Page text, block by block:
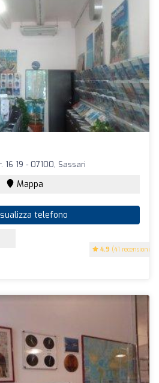
4.9 (41 recensioni)
16 19 - 07100, Sassari
Mappa
telefono